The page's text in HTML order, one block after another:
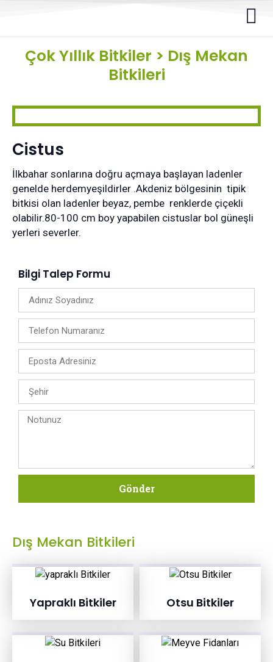
Çok Yıllık Bitkiler > Dış Mekan
Bitkileri
Cistus
İlkbahar sonlarına doğru açmaya başlayan ladenler
genelde herdemyeşildirler .Akdeniz bölgesinin tipik
bitkisi olan ladenler beyaz, pembe renklerde çiçekli
olabilir.80-100 cm boy yapabilen cistuslar bol güneşli
yerleri severler.
Bilgi Talep Formu
Gönder
Dış Mekan Bitkileri
Yapraklı Bitkiler Otsu Bitkiler